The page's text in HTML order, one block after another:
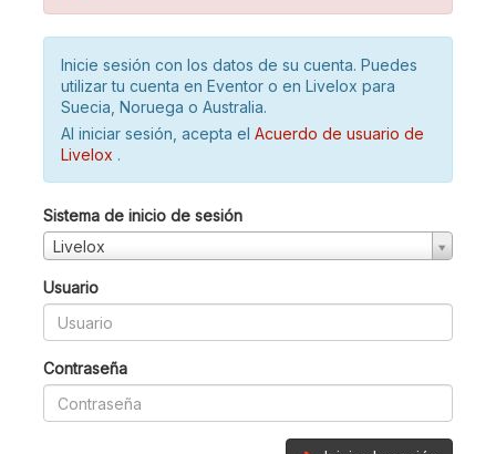
Inicie sesión con los datos de su cuenta. Puedes
utilizar tu cuenta en Eventor o en Livelox para
Suecia, Noruega o Australia.
Al iniciar sesión, acepta el Acuerdo de usuario de
Livelox .
Sistema de inicio de sesión
Livelox
Usuario
Contraseña